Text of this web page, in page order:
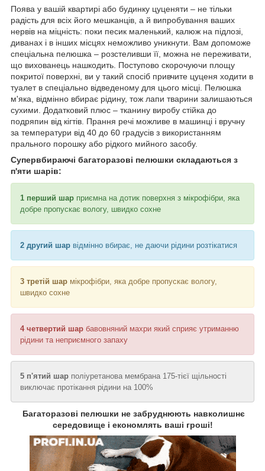
Поява у вашій квартирі або будинку цуценяти – не тільки
радість для всіх його мешканців, а й випробування ваших
нервів на міцність: поки песик маленький, калюж на підлозі,
диванах і в інших місцях неможливо уникнути. Вам допоможе
спеціальна пелюшка – розстеливши її, можна не переживати,
що вихованець нашкодить. Поступово скорочуючи площу
покритої поверхні, ви у такий спосіб привчите цуценя ходити в
туалет в спеціально відведеному для цього місці. Пелюшка
м'яка, відмінно вбирає рідину, тож лапи тварини залишаються
сухими. Додатковий плюс – тканину виробу стійка до
подряпин від кігтів. Прання речі можливе в машинці і вручну
за температури від 40 до 60 градусів з використанням
прального порошку або рідкого мийного засобу.
Супервбираючі багаторазові пелюшки складаються з
п'яти шарів:
1 перший шар приємна на дотик поверхня з мікрофібри, яка
добре пропускає вологу, швидко сохне
2 другий шар відмінно вбирає, не даючи рідини розтікатися
3 третій шар мікрофібри, яка добре пропускає вологу,
швидко сохне
4 четвертий шар бавовняний махри який сприяє утриманню
рідини та неприємного запаху
5 п'ятий шар поліуретанова мембрана 175-тієї щільності
виключає протікання рідини на 100%
Багаторазові пелюшки не забруднюють навколишнє
середовище і економлять ваші гроші!